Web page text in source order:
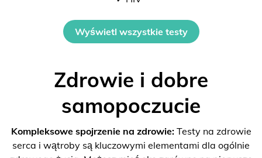
Wyświetl wszystkie testy
Zdrowie i dobre
samopoczucie
Kompleksowe spojrzenie na zdrowie:Testy na zdrowie
serca i wątroby są kluczowymi elementami dla ogólnie